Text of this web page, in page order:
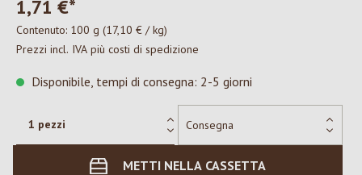
1,71 €*
Contenuto: 100 g (17,10 € / kg)
Prezzi incl. IVA più costi di spedizione
Disponibile, tempi di consegna: 2-5 giorni
METTI NELLA CASSETTA